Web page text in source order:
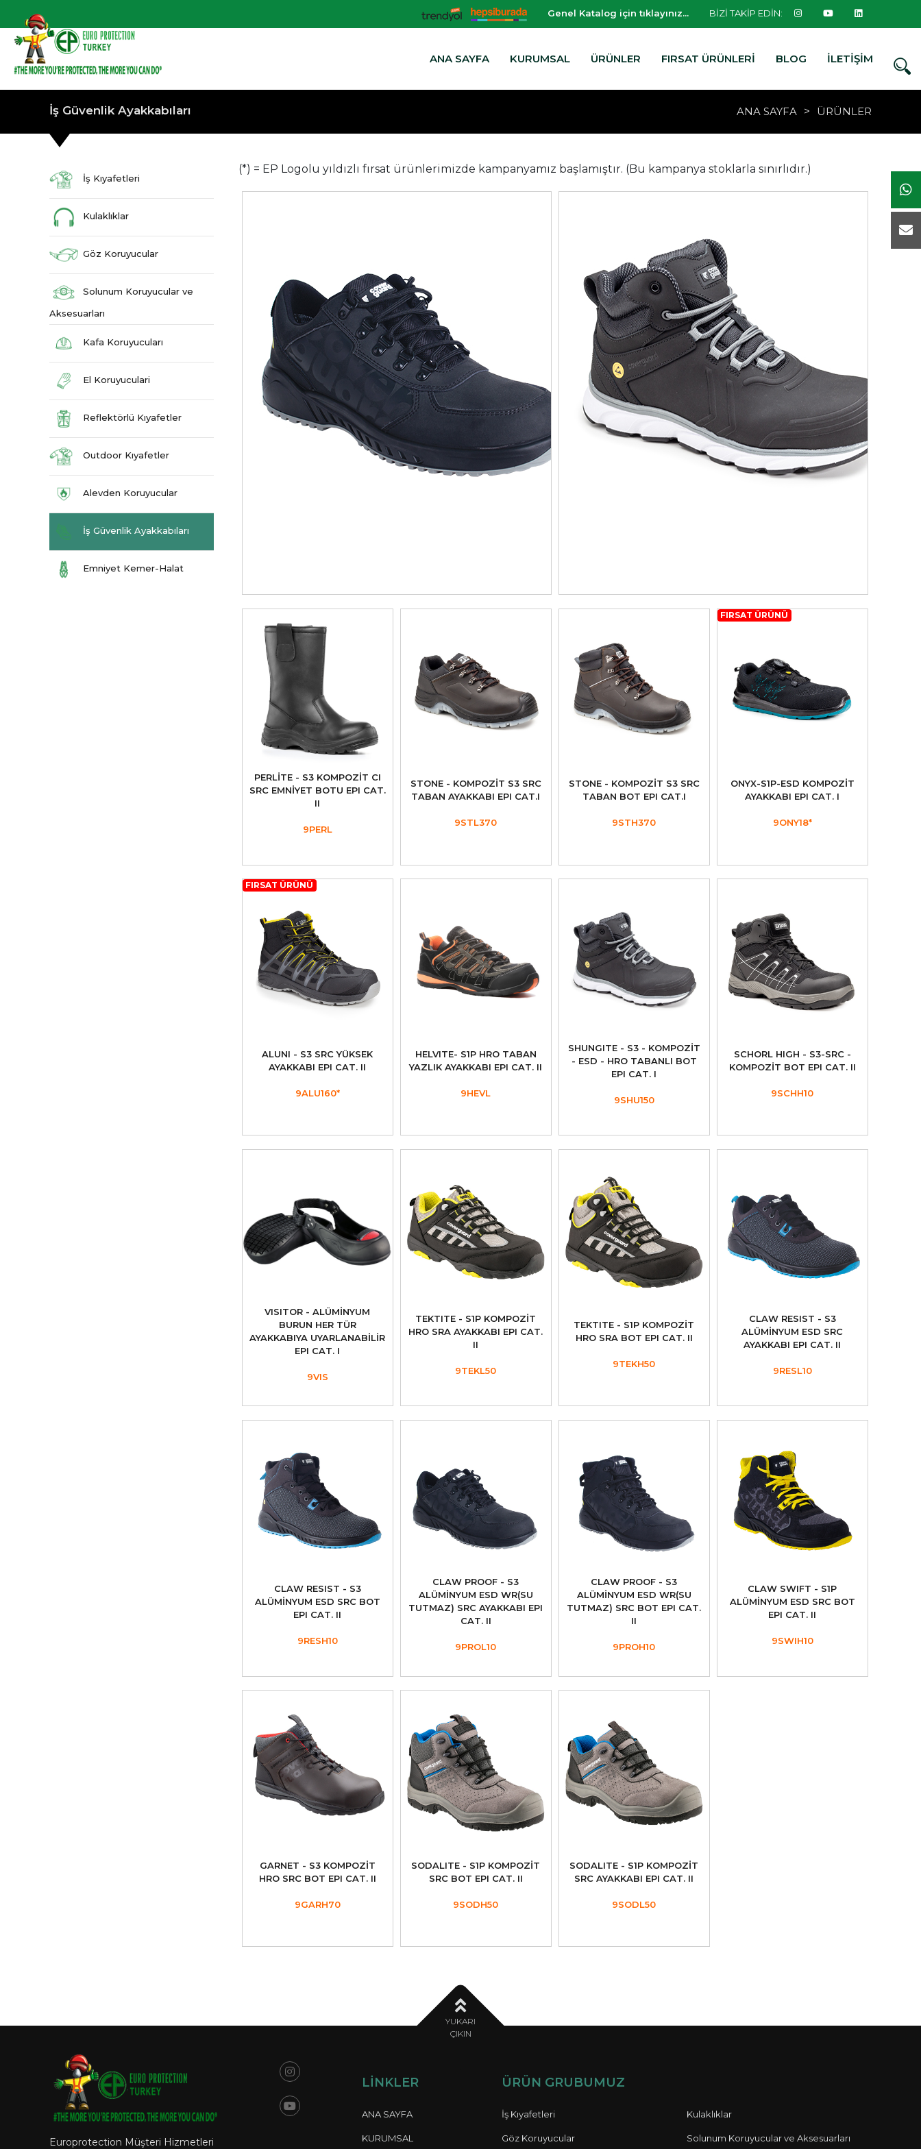
BİZİ TAKİP EDİN:
Genel Katalog içintıklayınız...
ANA SAYFA KURUMSAL ÜRÜNLER FIRSAT ÜRÜNLERİ BLOG İLETİŞİM
İş Güvenlik Ayakkabıları ANA SAYFA > ÜRÜNLER
İş Kıyafetleri
Kulaklıklar
Göz Koruyucular
Solunum Koruyucular ve
Aksesuarları
Kafa Koruyucuları
El Koruyuculari
Reflektörlü Kıyafetler
Outdoor Kıyafetler
Alevden Koruyucular
İş Güvenlik Ayakkabıları
Emniyet Kemer-Halat
(*) = EP Logolu yıldızlı fırsat ürünlerimizde kampanyamız başlamıştır. (Bu kampanya stoklarla sınırlıdır.)
PERLİTE - S3 KOMPOZİT CI
SRC EMNİYET BOTU EPI CAT.
II
9PERL
STONE - KOMPOZİT S3 SRC
TABAN AYAKKABI EPI CAT.I
9STL370
STONE - KOMPOZİT S3 SRC
TABAN BOT EPI CAT.I
9STH370
FIRSAT ÜRÜNÜ
ONYX-S1P-ESD KOMPOZİT
AYAKKABI EPI CAT. I
9ONY18*
FIRSAT ÜRÜNÜ
ALUNI - S3 SRC YÜKSEK
AYAKKABI EPI CAT. II
9ALU160*
HELVITE- S1P HRO TABAN
YAZLIK AYAKKABI EPI CAT. II
9HEVL
SHUNGITE - S3 - KOMPOZİT
- ESD - HRO TABANLI BOT
EPI CAT. I
9SHU150
SCHORL HIGH - S3-SRC -
KOMPOZİT BOT EPI CAT. II
9SCHH10
VISITOR - ALÜMİNYUM
BURUN HER TÜR
AYAKKABIYA UYARLANABİLİR
EPI CAT. I
9VIS
TEKTITE - S1P KOMPOZİT
HRO SRA AYAKKABI EPI CAT.
II
9TEKL50
TEKTITE - S1P KOMPOZİT
HRO SRA BOT EPI CAT. II
9TEKH50
CLAW RESIST - S3
ALÜMİNYUM ESD SRC
AYAKKABI EPI CAT. II
9RESL10
CLAW RESIST - S3
ALÜMİNYUM ESD SRC BOT
EPI CAT. II
9RESH10
CLAW PROOF - S3
ALÜMİNYUM ESD WR(SU
TUTMAZ) SRC AYAKKABI EPI
CAT. II
9PROL10
CLAW PROOF - S3
ALÜMİNYUM ESD WR(SU
TUTMAZ) SRC BOT EPI CAT.
II
9PROH10
CLAW SWIFT - S1P
ALÜMİNYUM ESD SRC BOT
EPI CAT. II
9SWIH10
GARNET - S3 KOMPOZİT
HRO SRC BOT EPI CAT. II
9GARH70
SODALITE - S1P KOMPOZİT
SRC BOT EPI CAT. II
9SODH50
SODALITE - S1P KOMPOZİT
SRC AYAKKABI EPI CAT. II
9SODL50
YUKARI
ÇIKIN
Europrotection Müşteri Hizmetleri
LİNKLER
ANA SAYFA
KURUMSAL
ÜRÜN GRUBUMUZ
İş Kıyafetleri Kulaklıklar
Göz Koruyucular Solunum Koruyucular ve Aksesuarları